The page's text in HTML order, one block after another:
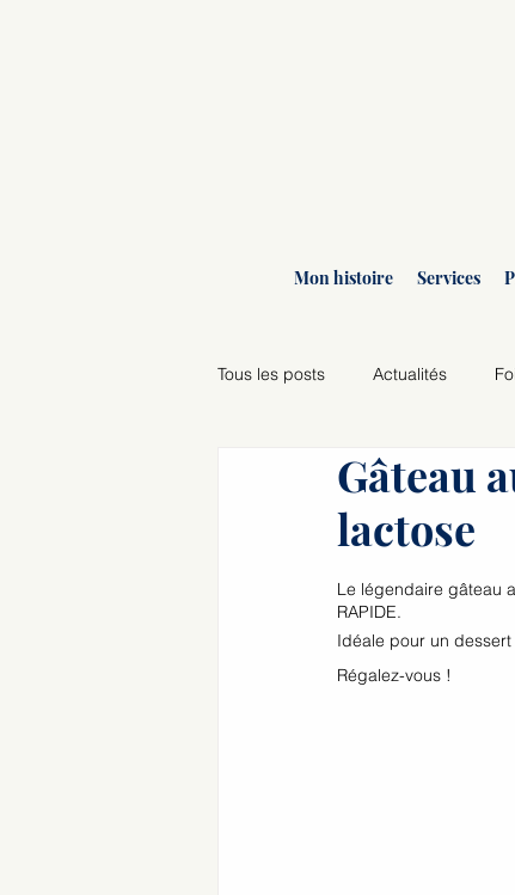
Mon histoire Services
Tous les posts Actualités
Agenda des ateliers
Gâteau
lactose
Le légendaire gâteau
RAPIDE.
Idéale pour un
Régalez-vous !